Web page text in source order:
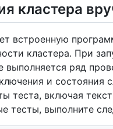
кластера
встроенную
кластера. При
выполняется ряд
и
теста, включая текст
тесты, выполните